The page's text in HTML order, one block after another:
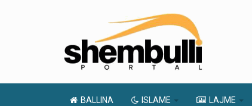
BALLINA ISLAME LAJME